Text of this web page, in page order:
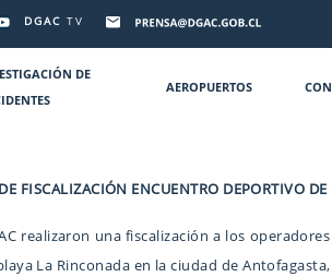
DGAC TV
DE
AEROPUERTOS
FISCALIZACIÓN ENCUENTRO DEPORTIVO DE
realizaron una fiscalización a los
La Rinconada en la ciudad de Antofagasta,